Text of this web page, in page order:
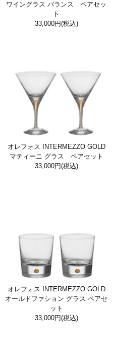
ワイングラス バランス ペアセッ
ト
33,000円(税込)
オレフォス INTERMEZZO GOLD
マティーニ グラス ペアセット
33,000円(税込)
オレフォス INTERMEZZO GOLD
オールドファション グラス ペアセ
ット
33,000円(税込)